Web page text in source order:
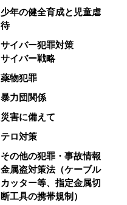
少年の健全育成と児童虐
待
サイバー犯罪対策
サイバー戦略
薬物犯罪
暴力団関係
災害に備えて
テロ対策
その他の犯罪・事故情報
金属盗対策法（ケーブル
カッター等、指定金属切
断工具の携帯規制）